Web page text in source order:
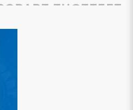
TUOTTEET
Strong
kiinnikkeiden ja koripaneelien
ja tiivistämiseen
käyttökohteisiin.
levityksen.
liima muoville, koriosille,
käytettäville